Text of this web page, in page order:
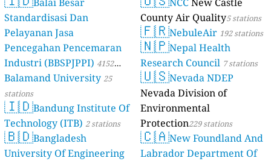
Standardisasi Dan
Pelayanan Jasa
Pencegahan Pencemaran
Industri (BBSPJPPI) 4152
stations
Balamand University25
stations
🇮🇩Bandung Institute Of
Technology (ITB) 2 stations
🇧🇩Bangladesh
University Of Engineering
County Air Quality5 stations
🇫🇷NebuleAir 192 stations
🇳🇵Nepal Health
Research Council 7 stations
🇺🇸Nevada NDEP
Nevada Division of
Environmental
Protection229 stations
🇨🇦New Foundland And
Labrador Department Of